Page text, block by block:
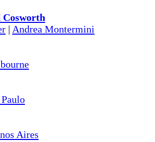
| Andrea Montermini
Aires